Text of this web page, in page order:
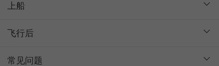
上船
飞行后
常见问题